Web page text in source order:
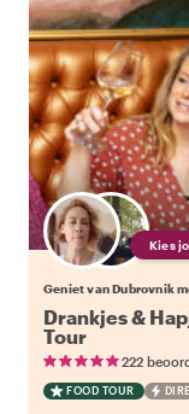
Kies
Geniet van Dubrovnik
Drankjes &
Tour
222
FOOD TOUR